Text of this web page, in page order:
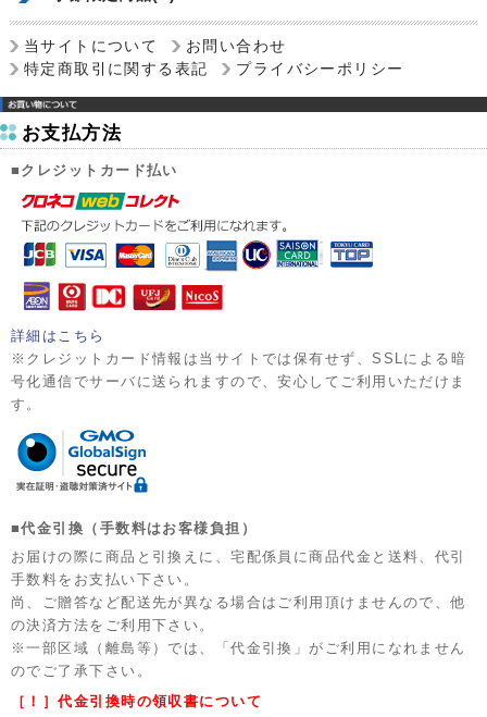
当サイトについて
お問い合わせ
特定商取引に関する表記
プライバシーポリシー
お支払方法
■クレジットカード払い
詳細はこちら
※クレジットカード情報は当サイトでは保有せず、SSLによる暗
号化通信でサーバに送られますので、安心してご利用いただけま
す。
■代金引換（手数料はお客様負担）
お届けの際に商品と引換えに、宅配係員に商品代金と送料、代引
手数料をお支払い下さい。
尚、ご贈答など配送先が異なる場合はご利用頂けませんので、他
の決済方法をご利用下さい。
※一部区域（離島等）では、「代金引換」がご利用になれません
のでご了承下さい。
［！］代金引換時の領収書について